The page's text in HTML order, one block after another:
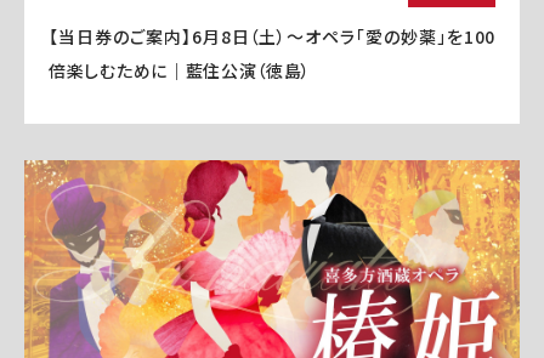
【当日券のご案内】6月8日（土）～オペラ「愛の妙薬」を100
倍楽しむために｜藍住公演（徳島）